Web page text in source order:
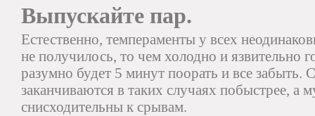
Выпускайте пар.
Естественно, темпераменты у всех
не получилось, то чем холодно и язвительно
разумно будет 5 минут поорать и все
заканчиваются в таких случаях побыстрее, а
снисходительны к срывам.